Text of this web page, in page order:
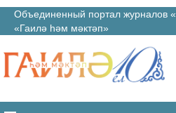
Объединенный портал журналов
«Гаилә һәм мәктәп»